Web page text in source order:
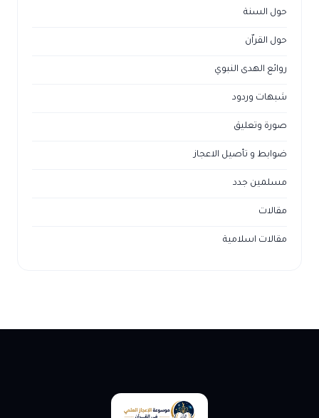
حول السنة
حول القراّن
روائع الهدى النبوي
شبهات وردود
صورة وتعليق
ضوابط و تأصيل الاعجاز
مسلمين جدد
مقالات
مقالات اسلامية